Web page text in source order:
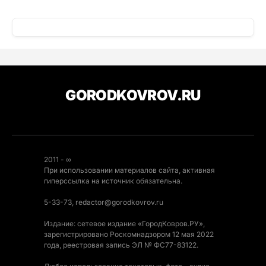
GORODKOVROV.RU
2011 - ∞
При использовании материалов сайта, активная
гиперссылка на источник обязательна.
5-33-73, redactor@gorodkovrov.ru
Издание: сетевое издание «ГородКовров.РУ»,
зарегистрировано Роскомнадзором 12 мая 2022
года, реестровая запись ЭЛ № ФС77-83122.